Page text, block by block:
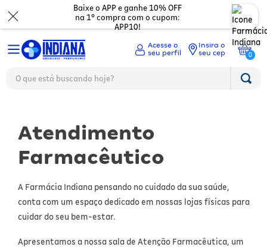
Baixe o APP e ganhe 10% OFF
na 1º compra com o cupom:
APP10!
Insira o
seu cep
0
O que está buscando hoje?
Atendimento
Farmacêutico
A Farmácia Indiana pensando no cuidado da sua saúde,
conta com um espaço dedicado em nossas lojas físicas para
cuidar do seu bem-estar.
Apresentamos a nossa sala de Atenção Farmacêutica, um
Medicamentos
Digestão
Dor e Febre
Gripes e resfriados
Ossos e cartilagens
Ver todos
Maquiagem
Cabelos
Perfumes
Depilação
Dermocosméticos
Ver todos
Corporal
Olhos
Nutricosméticos
Mamãe e bebê
Ver todos
Troca de fraldas
Mamadeiras e chupetas
Mercado
Ver todos
Acessórios Fitness
Saúde
Ver todosEletrônicos
TERMOS MAIS BUSCADOS
protetor solar facial
º
lenço umedecido
º
whey
º
fralda xg
º
protetor solar
º
fralda g